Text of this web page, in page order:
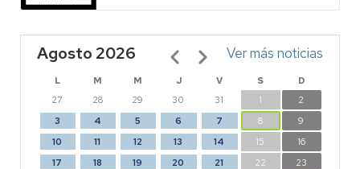
Agosto 2026
L M M J V S
D
27
28 29 30 31 1
2
3
4 5 6 7 8
9
10
11 12 13 14 15
16
17
18 19 20 21 22
23
Paginación Ver más noticias